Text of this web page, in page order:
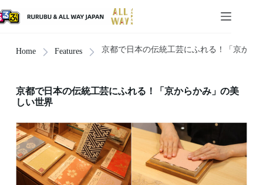
Home Features 京都で日本の伝統工芸にふれる！「京から
京都で日本の伝統工芸にふれる！「京からかみ」の美
しい世界